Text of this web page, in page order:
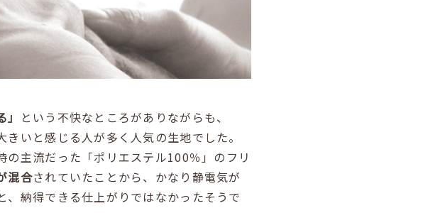
という不快なところがありながらも、
きいと感じる人が多く人気の生地でした。
主流だった「ポリエステル100％」のフリ
混合されていたことから、かなり静電気が
納得できる仕上がりではなかったそうで